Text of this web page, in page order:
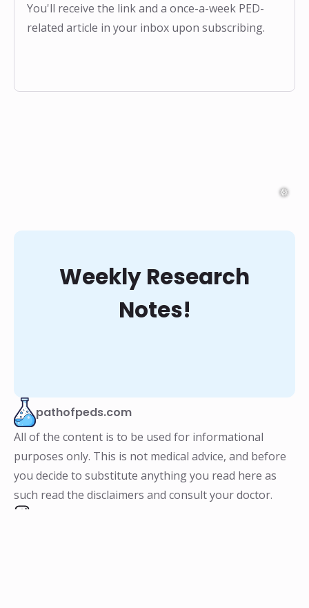
You'll receive the link and a once-a-week PED-
related article in your inbox upon subscribing.
Weekly Research
Notes!
pathofpeds.com
All of the content is to be used for informational
purposes only. This is not medical advice, and before
you decide to substitute anything you read here as
such read the disclaimers and consult your doctor.